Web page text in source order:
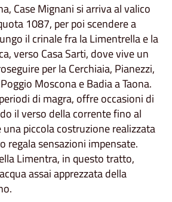
Case Mignani si arriva al valico
1087, per poi scendere a
il crinale fra la Limentrella e la
verso Casa Sarti, dove vive un
per la Cerchiaia, Pianezzi,
Moscona e Badia a Taona.
di magra, offre occasioni di
il verso della corrente fino al
piccola costruzione realizzata
regala sensazioni impensate.
Limentra, in questo tratto,
assai apprezzata della